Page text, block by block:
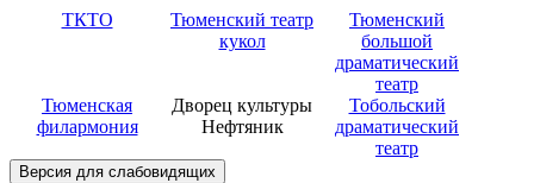
ТКТО
Тюменский театр
кукол
Тюменский
большой
драматический
театр
Тюменская
филармония
Дворец культуры
Нефтяник
Тобольский
драматический
театр
Версия для слабовидящих